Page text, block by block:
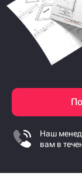
Наш
вам в